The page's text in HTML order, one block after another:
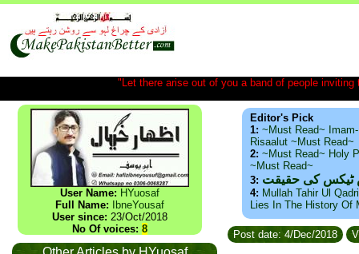
"Let there arise out of you a band of people
User Name: HYuosaf
Full Name:
IbneYousaf
User since: 23/Oct/2018
No Of voices: 8
Editor's Pick
1: ~Must Read~
Risaalut ~Must Read~
2: ~Must Read~ Holy
~Must Read~
3: ٹیکس کی حقیقت
4: Mullah Tahir Ul
Lies In The History Of
Post date: 4/Dec/2018